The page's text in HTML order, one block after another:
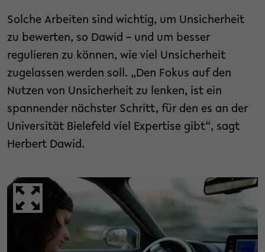
Solche Arbeiten sind wichtig, um Unsicherheit
zu bewerten, so Dawid – und um besser
regulieren zu können, wie viel Unsicherheit
zugelassen werden soll. „Den Fokus auf den
Nutzen von Unsicherheit zu lenken, ist ein
spannender nächster Schritt, für den es an der
Universität Bielefeld viel Expertise gibt“, sagt
Herbert Dawid.